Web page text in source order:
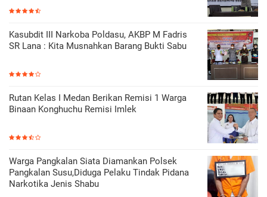
Kasubdit III Narkoba Poldasu, AKBP M Fadris
SR Lana : Kita Musnahkan Barang Bukti Sabu
Rutan Kelas I Medan Berikan Remisi 1 Warga
Binaan Konghuchu Remisi Imlek
Warga Pangkalan Siata Diamankan Polsek
Pangkalan Susu,Diduga Pelaku Tindak Pidana
Narkotika Jenis Shabu